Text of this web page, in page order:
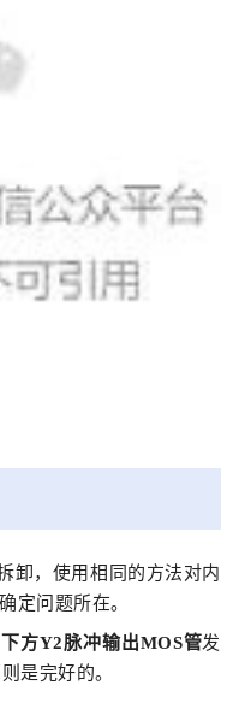
卸，使用相同的方法对内
定问题所在。
方Y2脉冲输出MOS管发
是完好的。